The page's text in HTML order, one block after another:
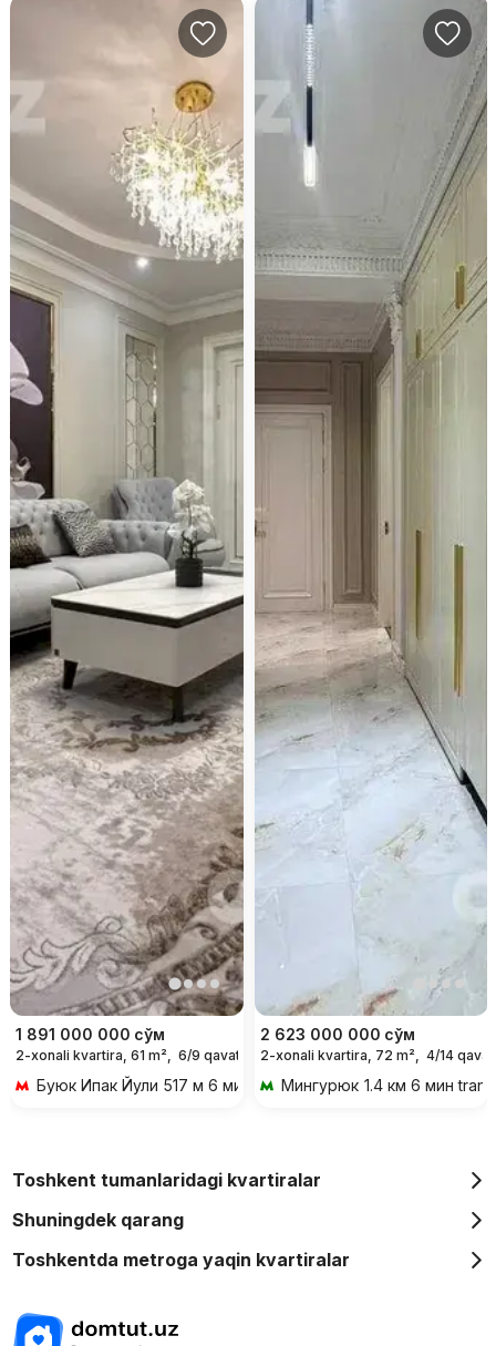
1 891 000 000 сўм
2-xonali kvartira, 61 m², 6/9 qavat
Буюк Ипак Йули 517 м 6 мин piyoda
2 623 000 000 сўм
2-xonali kvartira, 72 m², 4/14 qavat
Мингурюк 1.4 км 6 мин
Toshkent tumanlaridagi kvartiralar
Shuningdek qarang
Toshkentda metroga yaqin kvartiralar